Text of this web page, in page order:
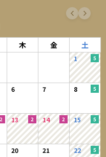
木 金 土
1
6 7 8
13 14 15
20 21 22